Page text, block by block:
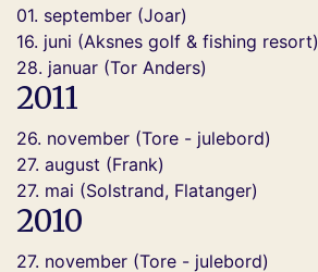
01. september (Joar)
16. juni (Aksnes golf & fishing resort)
28. januar (Tor Anders)
2011
26. november (Tore - julebord)
27. august (Frank)
27. mai (Solstrand, Flatanger)
2010
27. november (Tore - julebord)